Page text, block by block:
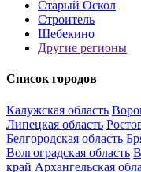
Старый Оскол
Строитель
Шебекино
Другие регионы
Список городов
Калужская область
Липецкая область
Белгородская область
Волгоградская область
край Архангельская